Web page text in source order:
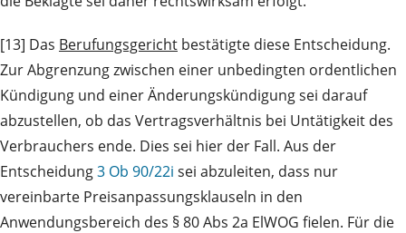
[13] Das Berufungsgericht bestätigte diese Entscheidung.
Zur Abgrenzung zwischen einer unbedingten ordentlichen
Kündigung und einer Änderungskündigung sei darauf
abzustellen, ob das Vertragsverhältnis bei Untätigkeit des
Verbrauchers ende. Dies sei hier der Fall. Aus der
Entscheidung3 Ob 90/22i sei abzuleiten, dass nur
vereinbarte Preisanpassungsklauseln in den
Anwendungsbereich des § 80 Abs 2a ElWOG fielen. Für die